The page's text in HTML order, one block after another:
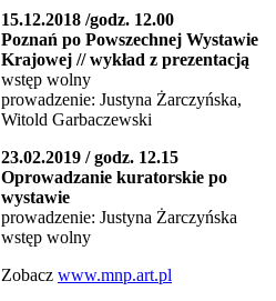
15.12.2018 /godz. 12.00
Poznań po Powszechnej Wystawie
Krajowej // wykład z prezentacją
wstęp wolny
prowadzenie: Justyna Żarczyńska,
Witold Garbaczewski
23.02.2019 / godz. 12.15
Oprowadzanie kuratorskie po
wystawie
prowadzenie: Justyna Żarczyńska
wstęp wolny
Zobacz www.mnp.art.pl